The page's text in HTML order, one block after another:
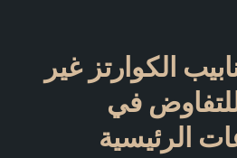
الكوارتز غير
في
الرئيسية